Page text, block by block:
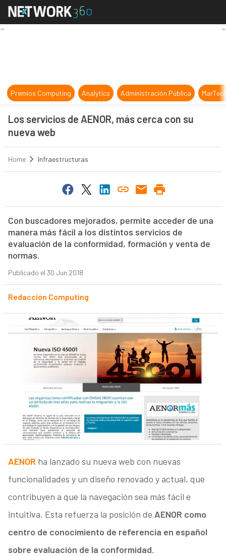
Los servicios de AENOR, más
Premios Computing Analytics Administración Pública
Los servicios de AENOR, más cerca con su
nueva web
Home Infraestructuras
Con buscadores mejorados, permite acceder de una
manera más fácil a los distintos servicios de
evaluación de la conformidad, formación y venta de
normas.
Publicado el 30 Jun 2018
Redacción Computing
AENOR ha lanzado su nueva web con nuevas
funcionalidades y un diseño renovado y actual, que
contribuyen a que la navegación sea más fácil e
intuitiva. Esta refuerza la posición de AENOR como
centro de conocimiento de referencia en español
sobre evaluación de la conformidad.